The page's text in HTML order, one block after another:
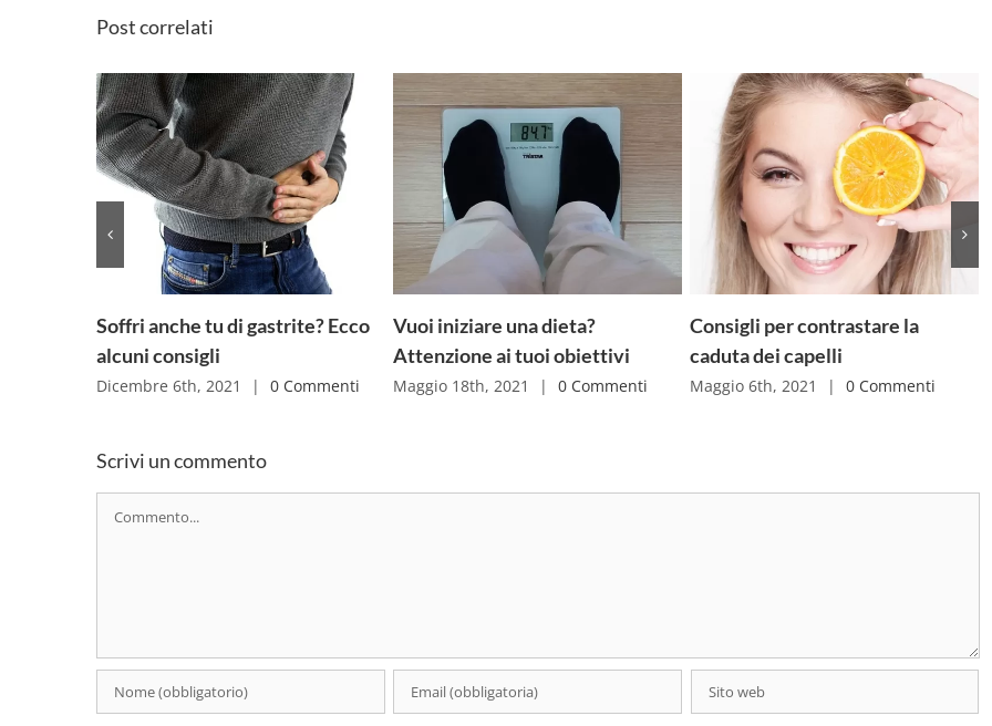
Post correlati
Soffri anche tu di gastrite? Ecco
alcuni consigli
Dicembre 6th, 2021 | 0 Commenti
Vuoi iniziare una dieta?
Attenzione ai tuoi obiettivi
Maggio 18th, 2021 | 0 Commenti
Consigli per contrastare la
caduta dei capelli
Maggio 6th, 2021 | 0 Commenti
Scrivi un commento